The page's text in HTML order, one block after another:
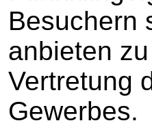
Besuchern
anbieten
Vertretung
Gewerbes.